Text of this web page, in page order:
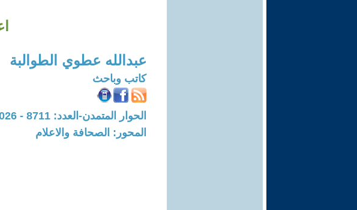
عبدالله عطوي الطوالبة
كاتب وباحث
الحوار المتمدن-العدد: 8711 - 2026 / 5 / 20 - 12:02
المحور: الصحافة والاعلام